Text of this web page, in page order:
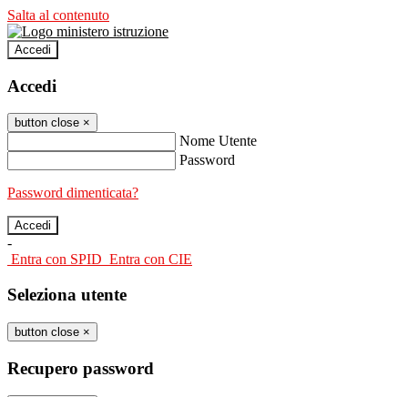
Salta al contenuto
Accedi
Accedi
button close ×
Nome Utente
Password
Password dimenticata?
-
Entra con SPID Entra con CIE
Seleziona utente
button close ×
Recupero password